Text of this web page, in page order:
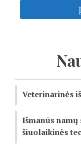
Veterinarinės
Išmanūs
šiuolaikinės